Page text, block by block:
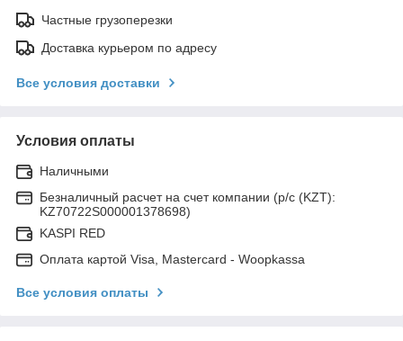
Частные грузоперезки
Доставка курьером по адресу
Все условия доставки
Условия оплаты
Наличными
Безналичный расчет на счет компании (р/с (KZT):
KZ70722S000001378698)
KASPI RED
Оплата картой Visa, Mastercard - Woopkassa
Все условия оплаты